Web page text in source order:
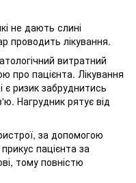
не дають слині
проводить лікування.
витратний
про пацієнта. Лікування
є ризик забруднитись
Нагрудник рятує від
за допомогою
пацієнта за
тому повністю